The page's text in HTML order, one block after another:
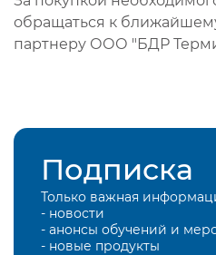
обращаться к
партнеру ООО "БДР
Подписка
Только важная
- новости
- анонсы обучений и
- новые продукты